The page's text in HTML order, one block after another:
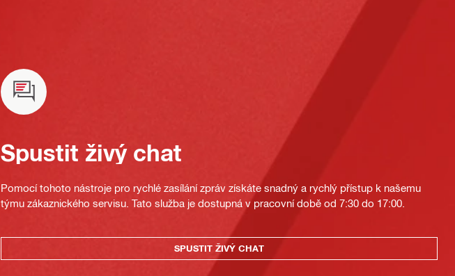
Spustit živý chat
Pomocí tohoto nástroje pro rychlé zasílání zpráv získáte snadný a rychlý přístup k našemu
týmu zákaznického servisu. Tato služba je dostupná v pracovní době od 7:30 do 17:00.
SPUSTIT ŽIVÝ CHAT